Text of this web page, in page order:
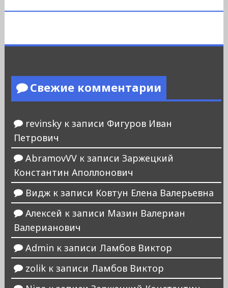
Свежие комментарии
revinskyк записи Фигуров Иван
Петрович
AbramovVVк записи Заржецкий
Константин Аполлонович
Виджк записи Ковтун Елена Валерьевна
Алексей к записи Мазин Валериан
Валерианович
Admin к записи Ламбов Виктор
zolikк записи Ламбов Виктор